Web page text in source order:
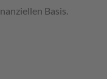
Basis.